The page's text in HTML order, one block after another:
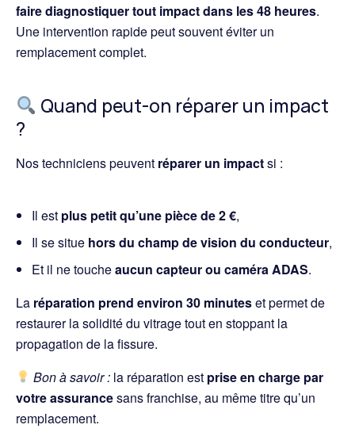
faire diagnostiquer tout impact dans les 48 heures.
Une intervention rapide peut souvent éviter un
remplacement complet.
Quand peut-on réparer un impact
?
Nos techniciens peuvent réparer un impactsi :
Il est plus petit qu’une pièce de 2 €,
Il se situe hors du champ de vision du conducteur,
Et il ne toucheaucun capteur ou caméra ADAS.
La réparation prend environ 30 minuteset permet de
restaurer la solidité du vitrage tout en stoppant la
propagation de la fissure.
Bon à savoir : la réparation est prise en charge par
votre assurancesans franchise, au même titre qu’un
remplacement.